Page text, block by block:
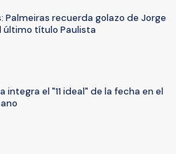
Palmeiras recuerda golazo de Jorge
último título Paulista
integra el "11 ideal" de la fecha en el